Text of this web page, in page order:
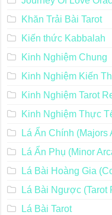
Khăn Trải Bài Tarot
Kiến thức Kabbalah
Kinh Nghiệm Chung
Kinh Nghiệm Kiến
Kinh Nghiệm Tarot
Kinh Nghiệm Thực
Lá Ẩn Chính (Majors
Lá Ẩn Phụ (Minor
Lá Bài Hoàng Gia
Lá Bài Ngược (Tarot
Lá Bài Tarot